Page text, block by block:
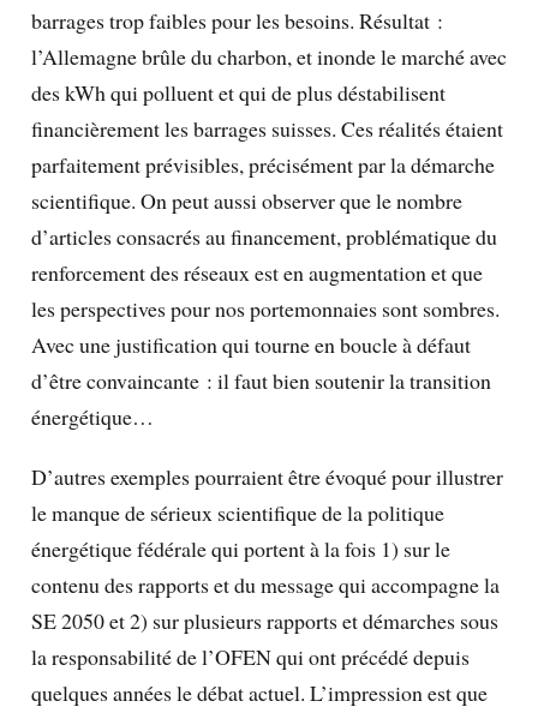
barrages trop faibles pour les besoins. Résultat :
l’Allemagne brûle du charbon, et inonde le marché avec
des kWh qui polluent et qui de plus déstabilisent
financièrement les barrages suisses. Ces réalités étaient
parfaitement prévisibles, précisément par la démarche
scientifique. On peut aussi observer que le nombre
d’articles consacrés au financement, problématique du
renforcement des réseaux est en augmentation et que
les perspectives pour nos portemonnaies sont sombres.
Avec une justification qui tourne en boucle à défaut
d’être convaincante : il faut bien soutenir la transition
énergétique…
D’autres exemples pourraient être évoqué pour illustrer
le manque de sérieux scientifique de la politique
énergétique fédérale qui portent à la fois 1) sur le
contenu des rapports et du message qui accompagne la
SE 2050 et 2) sur plusieurs rapports et démarches sous
la responsabilité de l’OFEN qui ont précédé depuis
quelques années le débat actuel. L’impression est que